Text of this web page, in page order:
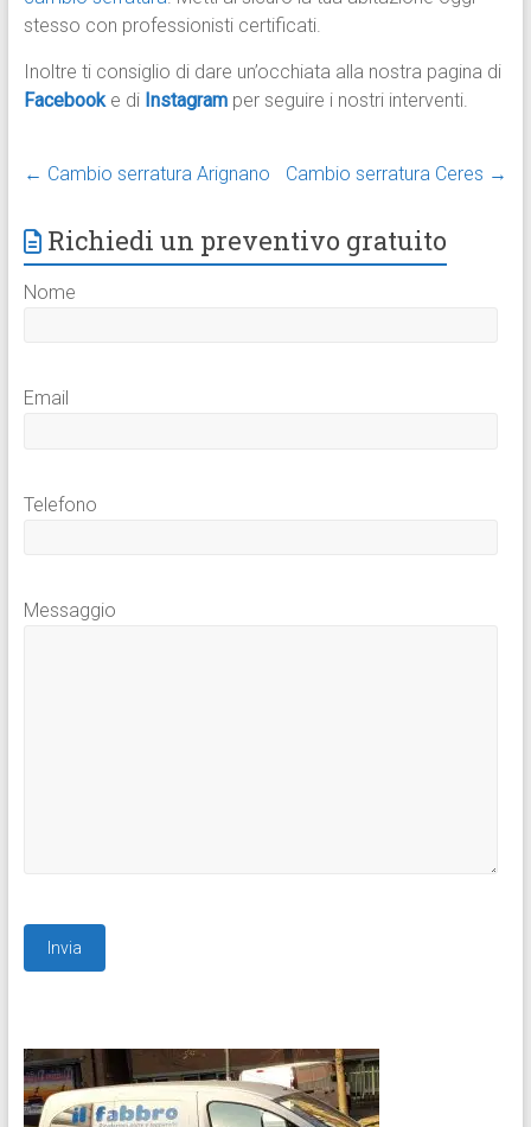
stesso con professionisti certificati.
Inoltre ti consiglio di dare un’occhiata alla nostra pagina di
Facebook e di Instagram per seguire i nostri interventi.
← Cambio serratura Arignano Cambio serratura Ceres →
Richiedi un preventivo gratuito
Nome
Email
Telefono
Messaggio